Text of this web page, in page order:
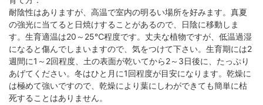
耐陰性はありますが、高温で室内の明るい場所を好みます。真夏
の強光に当てると日焼けすることがあるので、日陰に移動しま
す。生育適温は20～25℃程度です。丈夫な植物ですが、低温過湿
になると傷んでしまいますので、気をつけて下さい。生育期には2
週間に1～2回程度、土の表面が乾いてから2～3日後に、たっぷり
あげてください。冬はひと月に1回程度が目安になります。乾燥に
は極めて強いですので、乾燥により葉にしわができても簡単に枯
死することはありません。